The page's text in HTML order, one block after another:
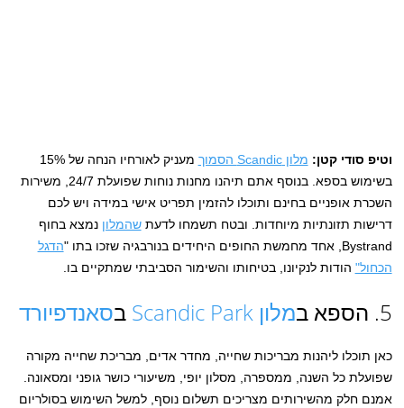
וטיפ סודי קטן: מלון Scandic הסמוך
מעניק לאורחיו הנחה של 15%
בשימוש בספא. בנוסף אתם תיהנו מחנות נוחות שפועלת 24/7, משירות
השכרת אופניים בחינם ותוכלו להזמין תפריט אישי במידה ויש לכם
דרישות תזונתיות מיוחדות. ובטח תשמחו לדעתשהמלון נמצא בחוף
Bystrand, אחד מחמשת החופים היחידים בנורבגיה שזכו בתו "
הדגל
הכחול" הודות לנקיונו, בטיחותו והשימור הסביבתי שמתקיים בו.
5. הספא ב מלון Scandic Park בסאנדפיורד
כאן תוכלו ליהנות מבריכות שחייה, מחדר אדים, מבריכת שחייה מקורה
שפועלת כל השנה, ממספרה, מסלון יופי, משיעורי כושר גופני ומסאונה.
אמנם חלק מהשירותים מצריכים תשלום נוסף, למשל השימוש בסולריום